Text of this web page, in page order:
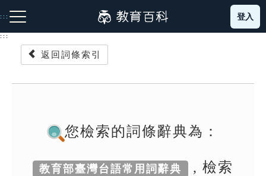
到
主
::: 登入
:::
返回詞條索引
您檢索的詞條辭典為：
教育部臺灣台語常用詞辭典 , 檢索